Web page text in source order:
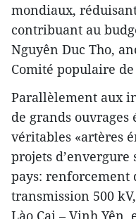
mondiaux,
contribuant au
Nguyên Duc Tho,
Comité populaire
Parallèlement aux
de grands
véritables «artères
projets
pays: renforcement
transmission 500
Lào Cai – Vinh